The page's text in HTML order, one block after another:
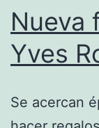
Nueva
Yves
Se acercan